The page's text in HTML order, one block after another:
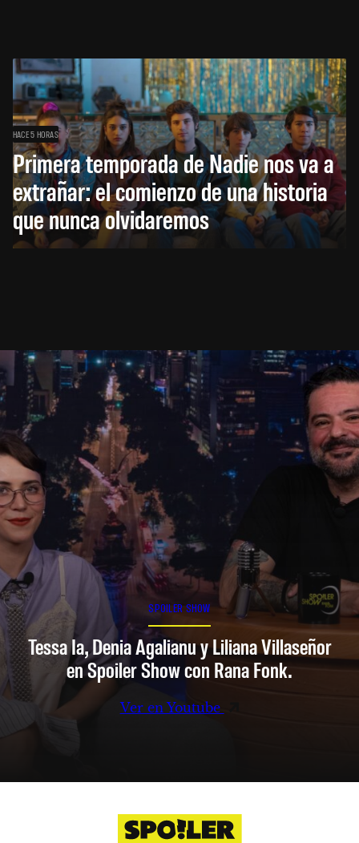
HACE 5 HORAS
Primera temporada de Nadie nos va a
extrañar: el comienzo de una historia
que nunca olvidaremos
SPOILER SHOW
Tessa Ia, Denia Agalianu y Liliana Villaseñor
en Spoiler Show con Rana Fonk.
Ver en Youtube